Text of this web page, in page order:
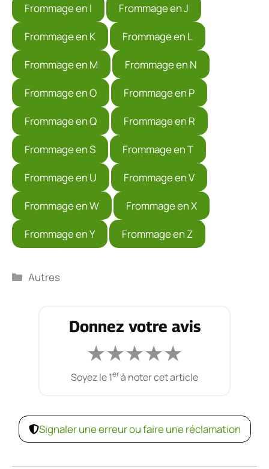
Frommage en I Frommage en J
Frommage en K Frommage en L
Frommage en M Frommage en N
Frommage en O Frommage en P
Frommage en Q Frommage en R
Frommage en S Frommage en T
Frommage en U Frommage en V
Frommage en W Frommage en X
Frommage en Y Frommage en Z
Catégories
Autres
Donnez votre avis
★★★★★
Soyez le 1erà noter cet article
Signaler une erreur ou faire une réclamation